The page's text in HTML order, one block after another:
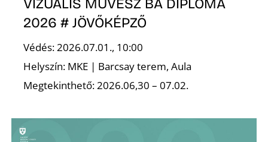
VIZUÁLIS MŰVÉSZ BA DIPLOMA
2026 # JÖVŐKÉPZŐ
Védés: 2026.07.01., 10:00
Helyszín: MKE | Barcsay terem, Aula
Megtekinthető: 2026.06,30 – 07.02.